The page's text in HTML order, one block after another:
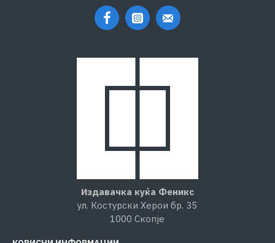
Издавачка куќа Феникс
ул. Костурски Херои бр. 35
1000 Скопје